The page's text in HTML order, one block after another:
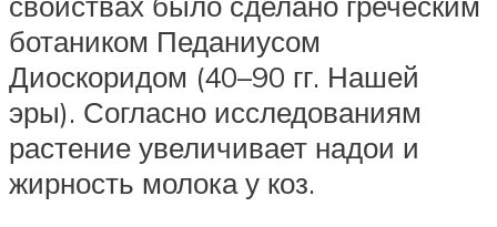
ботаником Педаниусом
Диоскоридом (40–90 гг. Нашей
эры). Согласно исследованиям
растение увеличивает надои и
жирность молока у коз.